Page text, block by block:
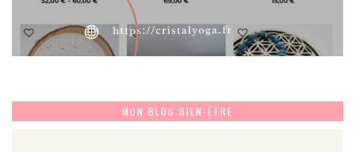
MON BLOG BIEN-ÊTRE